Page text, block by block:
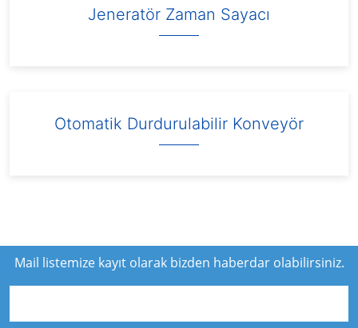
Jeneratör Zaman Sayacı
Otomatik Durdurulabilir Konveyör
Mail listemize kayıt olarak bizden haberdar olabilirsiniz.